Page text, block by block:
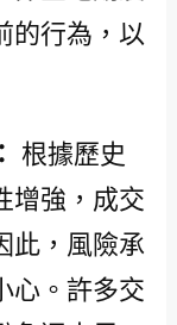
的行為，以
根據歷史
增強，成交
此，風險承
心。許多交